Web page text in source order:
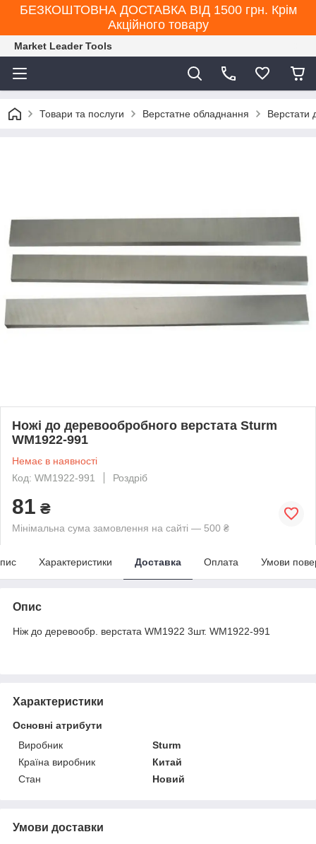
БЕЗКОШТОВНА ДОСТАВКА ВІД 1500 грн. Крім
Акційного товару
Market Leader Tools
Товари та послуги Верстатне обладнання Верстати
Ножі до деревообробного верстата Sturm
WM1922-991
Немає в наявності
Код: WM1922-991
Роздріб
81 ₴
Мінімальна сума замовлення на сайті — 500 ₴
Характеристики Доставка Оплата Умови
Опис
Ніж до деревообр. верстата WM1922 3шт. WM1922-991
Характеристики
Основні атрибути
Виробник
Sturm
Країна виробник
Китай
Стан
Новий
Умови доставки